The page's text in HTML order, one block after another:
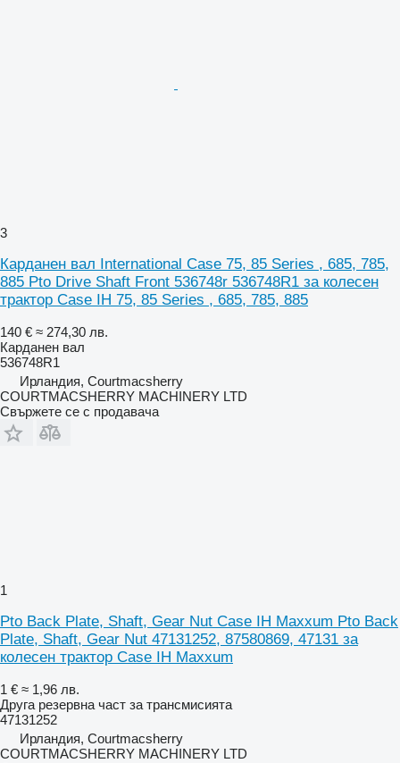
3
Карданен вал International Case 75, 85 Series , 685, 785,
885 Pto Drive Shaft Front 536748r 536748R1 за колесен
трактор Case IH 75, 85 Series , 685, 785, 885
140 € ≈ 274,30 лв.
Карданен вал
536748R1
Ирландия, Courtmacsherry
COURTMACSHERRY MACHINERY LTD
Свържете се с продавача
1
Pto Back Plate, Shaft, Gear Nut Case IH Maxxum Pto Back
Plate, Shaft, Gear Nut 47131252, 87580869, 47131 за
колесен трактор Case IH Maxxum
1 € ≈ 1,96 лв.
Друга резервна част за трансмисията
47131252
Ирландия, Courtmacsherry
COURTMACSHERRY MACHINERY LTD